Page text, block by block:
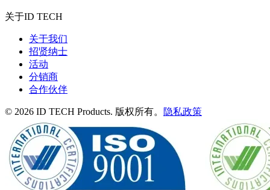
关于ID TECH
关于我们
招贤纳士
活动
分销商
合作伙伴
© 2026 ID TECH Products. 版权所有。 隐私政策